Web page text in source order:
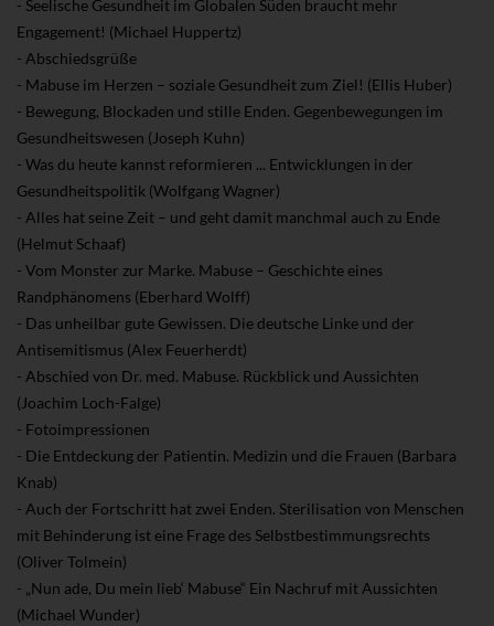
- Seelische Gesundheit im Globalen Süden braucht mehr
Engagement! (Michael Huppertz)
- Abschiedsgrüße
- Mabuse im Herzen – soziale Gesundheit zum Ziel! (Ellis Huber)
- Bewegung, Blockaden und stille Enden. Gegenbewegungen im
Gesundheitswesen (Joseph Kuhn)
- Was du heute kannst reformieren ... Entwicklungen in der
Gesundheitspolitik (Wolfgang Wagner)
- Alles hat seine Zeit – und geht damit manchmal auch zu Ende
(Helmut Schaaf)
- Vom Monster zur Marke. Mabuse – Geschichte eines
Randphänomens (Eberhard Wolff)
- Das unheilbar gute Gewissen. Die deutsche Linke und der
Antisemitismus (Alex Feuerherdt)
- Abschied von Dr. med. Mabuse. Rückblick und Aussichten
(Joachim Loch-Falge)
- Fotoimpressionen
- Die Entdeckung der Patientin. Medizin und die Frauen (Barbara
Knab)
- Auch der Fortschritt hat zwei Enden. Sterilisation von Menschen
mit Behinderung ist eine Frage des Selbstbestimmungsrechts
(Oliver Tolmein)
- „Nun ade, Du mein lieb‘ Mabuse“ Ein Nachruf mit Aussichten
(Michael Wunder)